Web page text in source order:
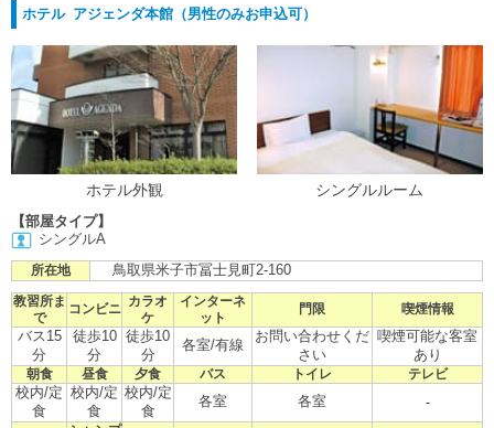
ホテル アジェンダ本館（男性のみお申込可）
ホテル外観 シングルルーム
【部屋タイプ】
シングルA
所在地 鳥取県米子市冨士見町2-160
教習所ま
で
コンビニ
カラオ
ケ
インターネ
ット
門限 喫煙情報
バス15
分
徒歩10
分
徒歩10
分
各室/有線
お問い合わせくだ
さい
喫煙可能な客室
あり
朝食 昼食 夕食 バス トイレ テレビ
校内/定
食
校内/定
食
校内/定
食
各室 各室 -